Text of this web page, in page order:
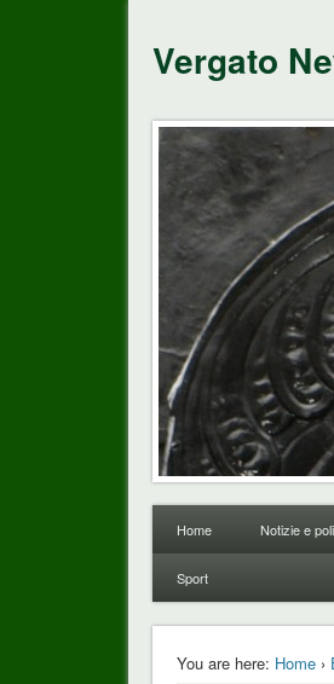
Vergato
Home Notizie e
Sport
You are here: Home›